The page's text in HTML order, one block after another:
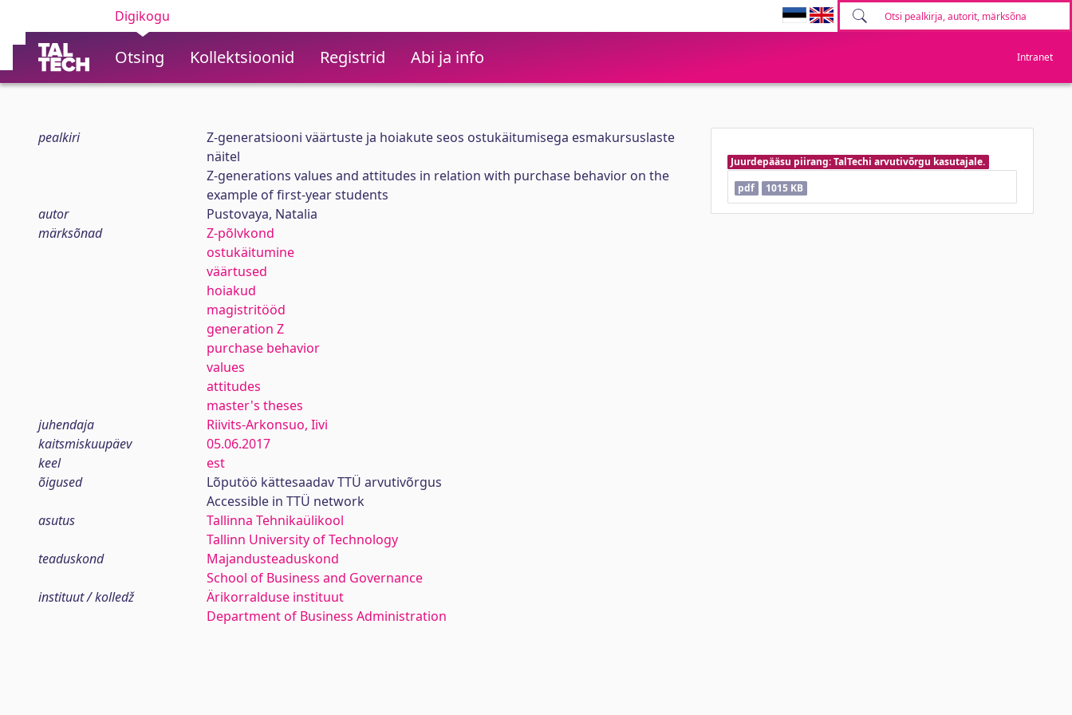
Digikogu
Otsing Kollektsioonid Registrid Abi ja info Intranet
pealkiri
Z-generatsiooni väärtuste ja hoiakute seos ostukäitumisega esmakursuslaste
näitel
Z-generations values and attitudes in relation with purchase behavior on the
example of first-year students
autor
Pustovaya, Natalia
märksõnad
Z-põlvkond
ostukäitumine
väärtused
hoiakud
magistritööd
generation Z
purchase behavior
values
attitudes
master's theses
juhendaja
Riivits-Arkonsuo, Iivi
kaitsmiskuupäev
05.06.2017
keel
est
õigused
Lõputöö kättesaadav TTÜ arvutivõrgus
Accessible in TTÜ network
asutus
Tallinna Tehnikaülikool
Tallinn University of Technology
teaduskond
Majandusteaduskond
School of Business and Governance
instituut / kolledž
Ärikorralduse instituut
Department of Business Administration
Juurdepääsu piirang: TalTechi arvutivõrgu kasutajale.
pdf
1015 KB